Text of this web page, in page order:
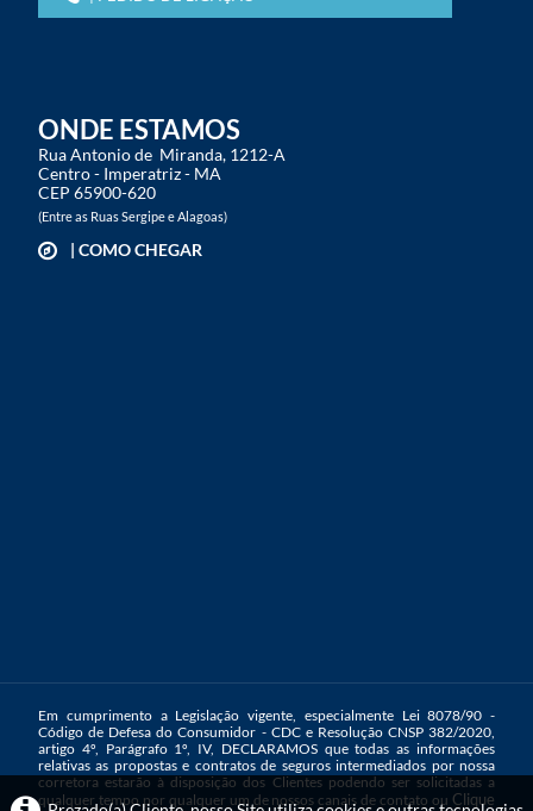
ONDE ESTAMOS
Rua Antonio de Miranda, 1212-A
Centro - Imperatriz - MA
CEP 65900-620
(Entre as Ruas Sergipe e Alagoas)
| COMO CHEGAR
Em cumprimento a Legislação vigente, especialmente Lei 8078/90 -
Código de Defesa do Consumidor - CDC e Resolução CNSP 382/2020,
artigo 4º, Parágrafo 1º, IV, DECLARAMOS que todas as informações
relativas as propostas e contratos de seguros intermediados por nossa
corretora estarão à disposição dos Clientes podendo ser solicitadas a
qualquer tempo por qualquer um de nossos canais de contato ou Clique